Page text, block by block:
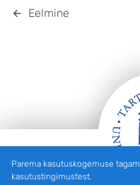
Eelmine
Jalus
Parema kasutuskogemuse
kasutustingimustest.